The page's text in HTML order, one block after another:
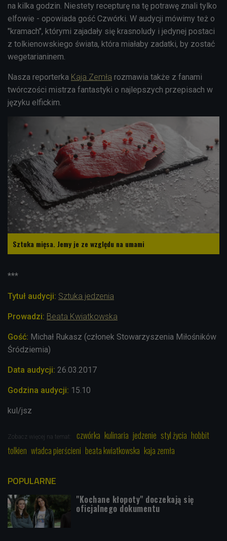
na kilka godzin. Niestety recepturę na tę potrawę znali tylko
elfowie - opowiada gość Czwórki. W audycji mówimy też o
"kramach", którymi zajadały się krasnoludy i jedynej postaci
z tolkienowskiego świata, która miałaby zadatki, by zostać
wegetarianinem.
Nasza reporterka Kaja Zemła rozmawia także z fanami
twórczości mistrza fantastyki o najlepszych przepisach w
języku elfickim.
Sztuka mięsa. Jemy je ze względu na umami
***
Tytuł audycji: Sztuka jedzenia
Prowadzi: Beata Kwiatkowska
Gość: Michał Rukasz (członek Stowarzyszenia Miłośników
Śródziemia)
Data audycji: 26.03.2017
Godzina audycji: 15.10
kul/jsz
Zobacz więcej na temat: czwórka kulinaria jedzenie styl życia hobbit
tolkien władca pierścieni beata kwiatkowska kaja zemła
POPULARNE
"Kochane kłopoty" doczekają się
oficjalnego dokumentu